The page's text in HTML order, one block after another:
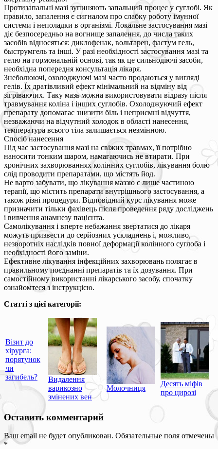
Протизапальні мазі зупиняють запальний процес у суглобі. Як
правило, запалення є сигналом про слабку роботу імунної
системи і неполадки в організмі. Локальне застосування мазі
діє безпосередньо на вогнище запалення, до числа таких
засобів відносяться: диклофенак, вольтарен, фастум гель,
быструмгель та інші. У разі необхідності застосування мазі та
гелю на гормональній основі, так як це сильнодіючі засоби,
необхідна попередня консультація лікаря.
Знеболюючі, охолоджуючі мазі часто продаються у вигляді
гелів. Їх дратівливий ефект мінімальний на відміну від
зігріваючих. Таку мазь можна використовувати відразу після
травмування коліна і інших суглобів. Охолоджуючий ефект
препарату допомагає знизити біль і неприємні відчуття,
незважаючи на відчутний холодок в області нанесення,
температура всього тіла залишається незмінною.
Спосіб нанесення
Під час застосування мазі на свіжих травмах, її потрібно
наносити тонким шаром, намагаючись не втирати. При
хронічних захворюваннях колінних суглобів, лікування болю
слід проводити препаратами, що містять йод.
Не варто забувати, що лікування маззю є лише частиною
терапії, що містить препарати внутрішнього застосування, а
також різні процедури. Відповідний курс лікування може
призначити тільки фахівець після проведення ряду досліджень
і вивчення анамнезу пацієнта.
Самолікування і вперте небажання звертатися до лікаря
можуть призвести до серйозних ускладнень і, можливо,
незворотніх наслідків повної деформації колінного суглоба і
необхідності його заміни.
Ефективне лікування інфекційних захворювань полягає в
правильному поєднанні препаратів та їх дозування. При
самостійному використанні лікарського засобу, спочатку
ознайомтеся з інструкцією.
Статті з цієї категорії:
Візит до
хірурга:
порятунок
чи
загибель?
Видалення
варикозно
змінених вен
Молочниця
Десять міфів
про цирозі
Оставить комментарий
Ваш email не будет опубликован. Обязательные поля отмечены
*